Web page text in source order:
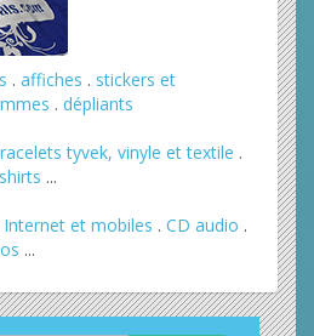
. affiches . stickers et
. dépliants
tyvek, vinyle et textile .
...
Internet et mobiles . CD audio .
...